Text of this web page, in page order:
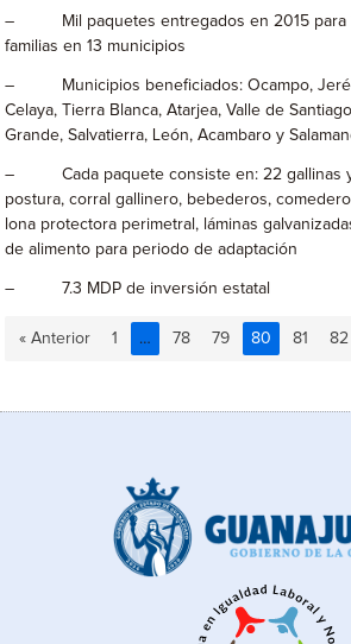
– Mil paquetes entregados en 2015 para
familias en 13 municipios
– Municipios beneficiados: Ocampo,
Celaya, Tierra Blanca, Atarjea, Valle de
Grande, Salvatierra, León, Acambaro y
– Cada paquete consiste en: 22 gallinas y
postura, corral gallinero, bebederos,
lona protectora perimetral, láminas
de alimento para periodo de adaptación
– 7.3 MDP de inversión estatal
« Anterior 1 … 78 79 80 81 82